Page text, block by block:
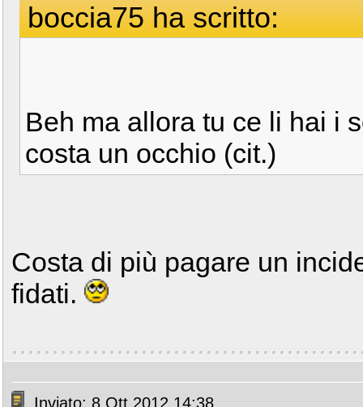
boccia75 ha scritto:
Beh ma allora tu ce li hai i
costa un occhio (cit.)
Costa di più pagare un
fidati.
Inviato: 8 Ott 2012 14:38